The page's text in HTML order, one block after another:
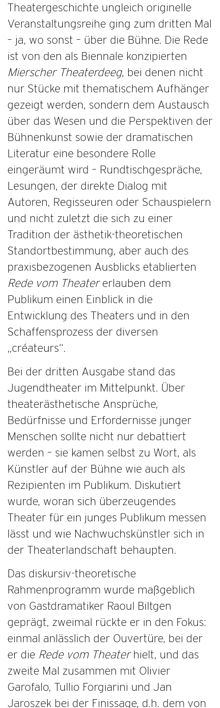
Theatergeschichte ungleich originelle
Veranstaltungsreihe ging zum dritten Mal
– ja, wo sonst – über die Bühne. Die Rede
ist von den als Biennale konzipierten
Mierscher Theaterdeeg, bei denen nicht
nur Stücke mit thematischem Aufhänger
gezeigt werden, sondern dem Austausch
über das Wesen und die Perspektiven der
Bühnenkunst sowie der dramatischen
Literatur eine besondere Rolle
eingeräumt wird – Rundtischgespräche,
Lesungen, der direkte Dialog mit
Autoren, Regisseuren oder Schauspielern
und nicht zuletzt die sich zu einer
Tradition der ästhetik-theoretischen
Standortbestimmung, aber auch des
praxisbezogenen Ausblicks etablierten
Rede vom Theatererlauben dem
Publikum einen Einblick in die
Entwicklung des Theaters und in den
Schaffensprozess der diversen
„créateurs“.
Bei der dritten Ausgabe stand das
Jugendtheater im Mittelpunkt. Über
theaterästhetische Ansprüche,
Bedürfnisse und Erfordernisse junger
Menschen sollte nicht nur debattiert
werden – sie kamen selbst zu Wort, als
Künstler auf der Bühne wie auch als
Rezipienten im Publikum. Diskutiert
wurde, woran sich überzeugendes
Theater für ein junges Publikum messen
lässt und wie Nachwuchskünstler sich in
der Theaterlandschaft behaupten.
Das diskursiv-theoretische
Rahmenprogramm wurde maßgeblich
von Gastdramatiker Raoul Biltgen
geprägt, zweimal rückte er in den Fokus:
einmal anlässlich der Ouvertüre, bei der
er die Rede vom Theater hielt, und das
zweite Mal zusammen mit Olivier
Garofalo, Tullio Forgiarini und Jan
Jaroszek bei der Finissage, d.h. dem von